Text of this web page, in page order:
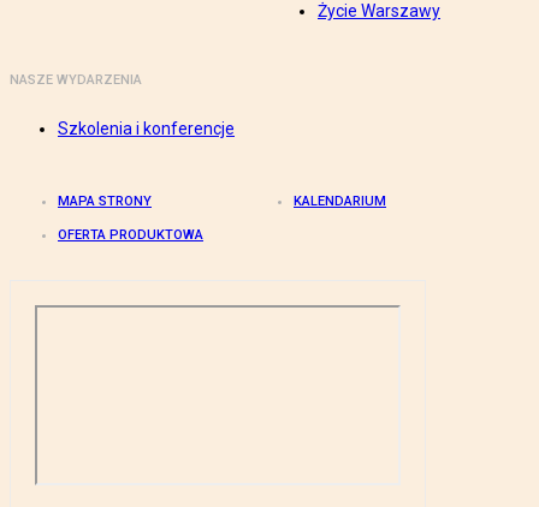
Życie Warszawy
NASZE WYDARZENIA
Szkolenia i konferencje
MAPA STRONY KALENDARIUM
OFERTA PRODUKTOWA